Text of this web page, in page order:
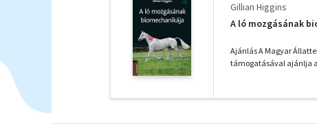
Gillian Higgins
A ló mozgásának
Ajánlás A Magyar
támogatásával ajánlja